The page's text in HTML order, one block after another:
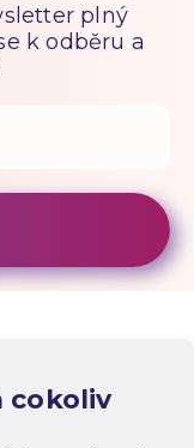
plný
k odběru a
cokoliv